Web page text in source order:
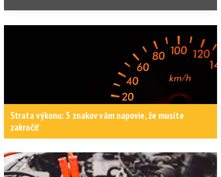
Strata výkonu: 5 znakov vám napovie, že musíte
zakročiť